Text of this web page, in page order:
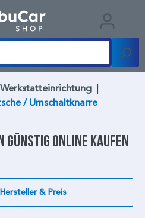
|
/ Umschaltknarre
günstig online kaufen
& Preis